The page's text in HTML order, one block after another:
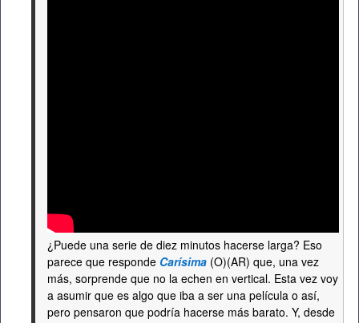
¿Puede una serie de diez minutos hacerse larga? Eso
parece que responde Carísima (O)(AR) que, una vez
más, sorprende que no la echen en vertical. Esta vez voy
a asumir que es algo que iba a ser una película o así,
pero pensaron que podría hacerse más barato. Y, desde